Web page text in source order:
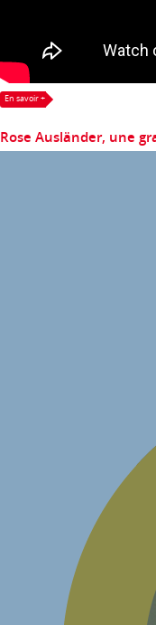
En savoir +
Rose Ausländer, une